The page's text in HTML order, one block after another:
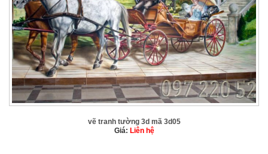
vẽ tranh tường 3d mã 3d05
Giá: Liên hệ